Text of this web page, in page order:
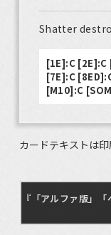
Shatter
[1E]:C
[7E]:C
[M10]:C
カードテキストは
『「アルファ版」